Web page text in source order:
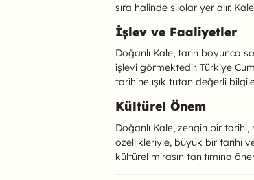
sıra halinde silolar yer alır.
İşlev ve Faaliyetler
Doğanlı Kale, tarih boyunca
işlevi görmektedir. Türkiye
tarihine ışık tutan değerli
Kültürel Önem
Doğanlı Kale, zengin bir
özellikleriyle, büyük bir tarihi
kültürel mirasın tanıtımına